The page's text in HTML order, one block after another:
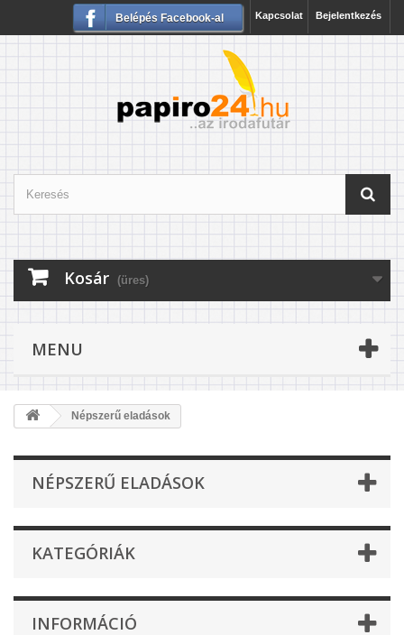
Bejelentkezés
Kapcsolat
Belépés Facebook-al
Kosár (üres)
MENU
Népszerű eladások
NÉPSZERŰ ELADÁSOK
KATEGÓRIÁK
INFORMÁCIÓ